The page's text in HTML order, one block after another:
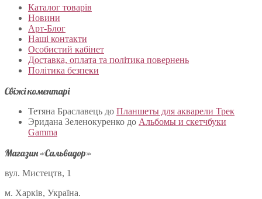
Каталог товарів
Новини
Арт-Блог
Наші контакти
Особистий кабінет
Доставка, оплата та політика повернень
Політика безпеки
Свіжі коментарі
Тетяна Браславець до Планшеты для акварели Трек
Эридана Зеленокуренко до Альбомы и скетчбуки
Gamma
Магазин «Сальвадор»
вул. Мистецтв, 1
м. Харків, Україна.